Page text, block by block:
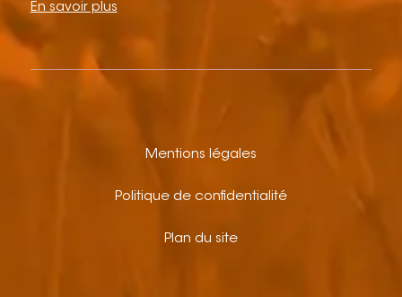
En savoir plus
Mentions légales
Politique de confidentialité
Plan du site